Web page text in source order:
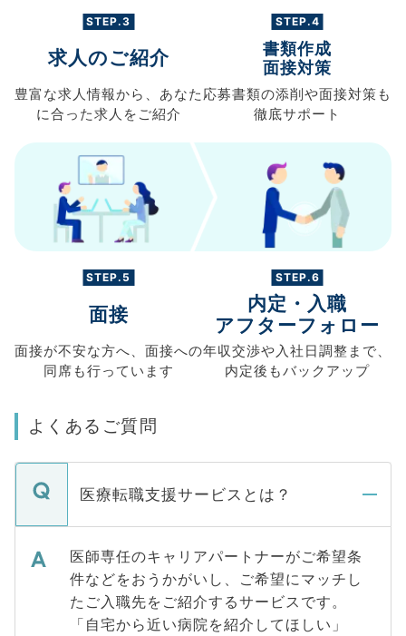
STEP.3
求人のご紹介
豊富な求人情報から、 あなた
に合った求人を ご紹介
STEP.4
書類作成
面接対策
応募書類の添削や面接対策も
徹底サポート
STEP.5
面接
面接が不安な方へ、 面接への
同席も行っています
STEP.6
内定・入職
アフターフォロー
年収交渉や入社日調整まで、
内定後もバックアップ
よくあるご質問
医療転職支援サービスとは？
医師専任のキャリアパートナーがご希望条
件などをおうかがいし、ご希望にマッチし
たご入職先をご紹介するサービスです。
「自宅から近い病院を紹介してほしい」